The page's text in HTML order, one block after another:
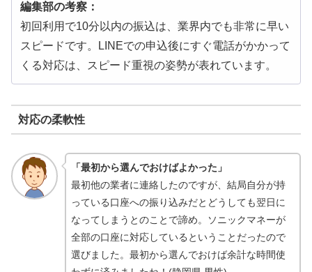
編集部の考察：
初回利用で10分以内の振込は、業界内でも非常に早い
スピードです。LINEでの申込後にすぐ電話がかかって
くる対応は、スピード重視の姿勢が表れています。
対応の柔軟性
「最初から選んでおけばよかった」
最初他の業者に連絡したのですが、結局自分が持
っている口座への振り込みだとどうしても翌日に
なってしまうとのことで諦め。ソニックマネーが
全部の口座に対応しているということだったので
選びました。最初から選んでおけば余計な時間使